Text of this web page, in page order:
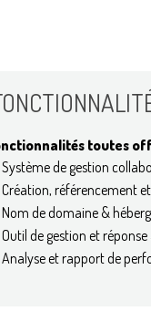
toutes
Système de gestion
Création, référencement
Nom de domaine &
Outil de gestion et
Analyse et rapport de